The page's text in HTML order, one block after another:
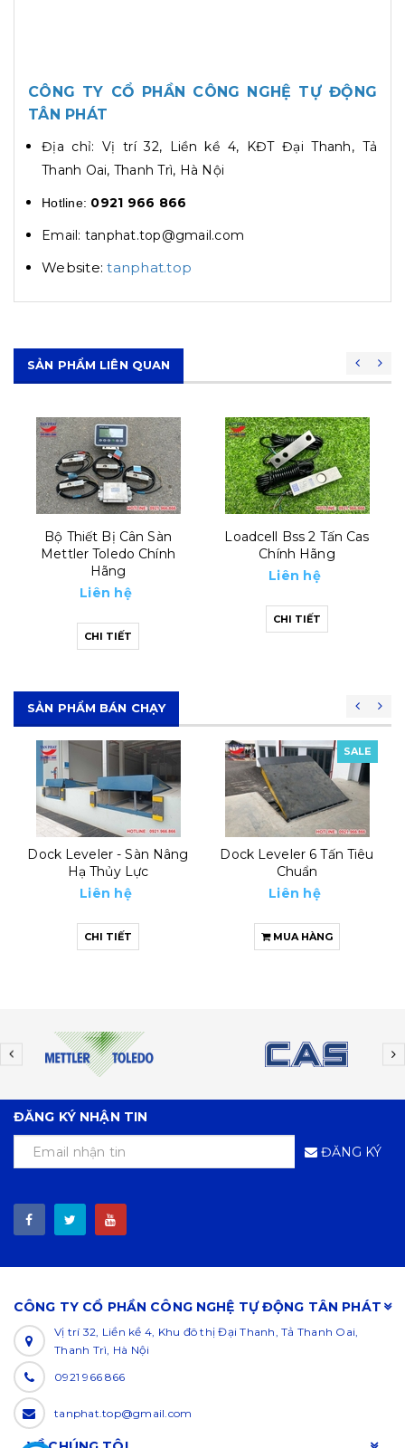
CÔNG TY CỔ PHẦN CÔNG NGHỆ TỰ ĐỘNG
TÂN PHÁT
Địa chỉ: Vị trí 32, Liền kề 4, KĐT Đại Thanh, Tả
Thanh Oai, Thanh Trì, Hà Nội
Hotline: 0921 966 866
Email: tanphat.top@gmail.com
Website:tanphat.top
SẢN PHẨM LIÊN QUAN
Loadcell Bss 2 Tấn Cas
Chính Hãng
Liên hệ
Loadcell Bss 500kg Cas
Chính Hãng
Liên hệ
CHI TIẾT
SẢN PHẨM BÁN CHẠY
SALE
Dock Leveler 6 Tấn Tiêu
Chuẩn
Liên hệ
MUA HÀNG
SALE
Automatic Dock Leveler
8 Tấn
Liên hệ
MUA HÀNG
ĐĂNG KÝ NHẬN TIN
ĐĂNG KÝ
CÔNG TY CỔ PHẦN CÔNG NGHỆ TỰ ĐỘNG TÂN PHÁT
Vị trí 32, Liền kề 4, Khu đô thị Đại Thanh, Tả Thanh Oai,
Thanh Trì, Hà Nội
0921 966 866
tanphat.top@gmail.com